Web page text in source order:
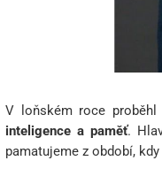
V loňském roce proběhl
inteligence a paměť.
pamatujeme z období,